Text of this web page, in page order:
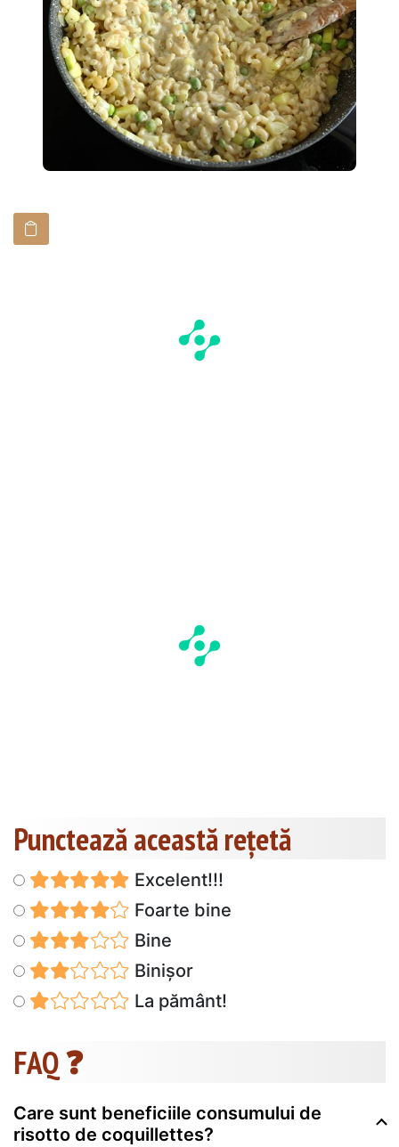
Punctează această reţetă
Excelent!!!
Foarte bine
Bine
Binișor
La pământ!
FAQ ❓
Care sunt beneficiile consumului de
risotto de coquillettes?